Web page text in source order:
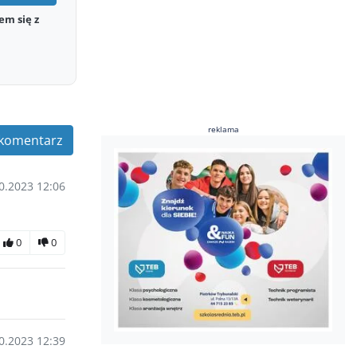
się z
12:06
0 0
12:39
reklama